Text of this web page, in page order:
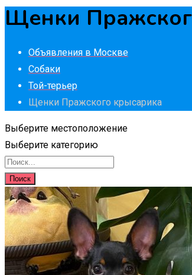
Щенки
Объявления в Москве
Собаки
Той-терьер
Щенки Пражского крысарика
Выберите местоположение
Выберите категорию
Поиск